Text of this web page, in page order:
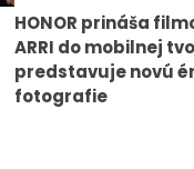
HONOR prináša
ARRI do mobilnej
predstavuje novú
fotografie